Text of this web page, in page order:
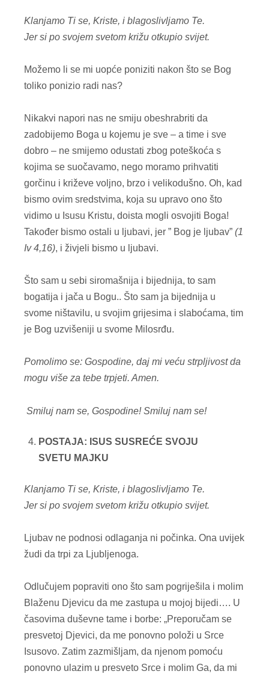
Klanjamo Ti se, Kriste, i blagoslivljamo Te.
Jer si po svojem svetom križu otkupio svijet.
Možemo li se mi uopće poniziti nakon što se Bog
toliko ponizio radi nas?
Nikakvi napori nas ne smiju obeshrabriti da
zadobijemo Boga u kojemu je sve – a time i sve
dobro – ne smijemo odustati zbog poteškoća s
kojima se suočavamo, nego moramo prihvatiti
gorčinu i križeve voljno, brzo i velikodušno. Oh, kad
bismo ovim sredstvima, koja su upravo ono što
vidimo u Isusu Kristu, doista mogli osvojiti Boga!
Također bismo ostali u ljubavi, jer ” Bog je ljubav” (1
Iv 4,16), i živjeli bismo u ljubavi.
Što sam u sebi siromašnija i bijednija, to sam
bogatija i jača u Bogu.. Što sam ja bijednija u
svome ništavilu, u svojim grijesima i slaboćama, tim
je Bog uzvišeniji u svome Milosrđu.
Pomolimo se: Gospodine, daj mi veću strpljivost da
mogu više za tebe trpjeti. Amen.
Smiluj nam se, Gospodine!Smiluj nam se!
POSTAJA: ISUS SUSREĆE SVOJU
SVETU MAJKU
Klanjamo Ti se, Kriste, i blagoslivljamo Te.
Jer si po svojem svetom križu otkupio svijet.
Ljubav ne podnosi odlaganja ni počinka. Ona uvijek
žudi da trpi za Ljubljenoga.
Odlučujem popraviti ono što sam pogriješila i molim
Blaženu Djevicu da me zastupa u mojoj bijedi…. U
časovima duševne tame i borbe: „Preporučam se
presvetoj Djevici, da me ponovno položi u Srce
Isusovo. Zatim zazmišljam, da njenom pomoću
ponovno ulazim u presveto Srce i molim Ga, da mi